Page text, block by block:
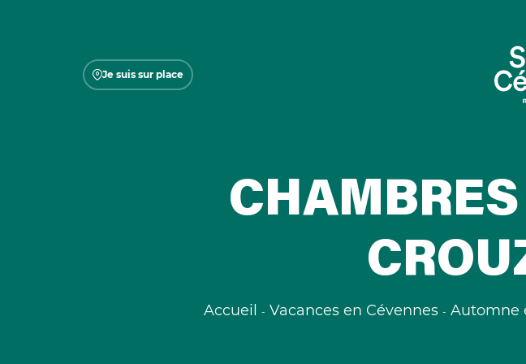
Je suis sur place
Accueil Vacances en Cévennes Automne